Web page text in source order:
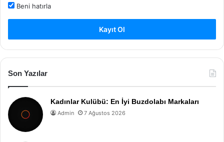
Beni hatırla
Kayıt Ol
Son Yazılar
Kadınlar Kulübü: En İyi Buzdolabı Markaları
Admin 7 Ağustos 2026